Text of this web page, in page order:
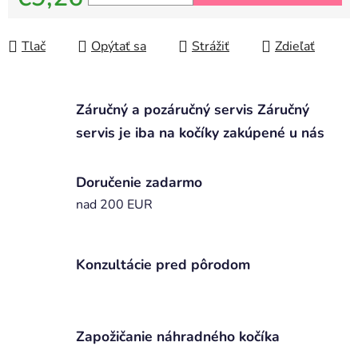
Tlač
Opýtať sa Strážiť Zdieľať
Záručný a pozáručný servis Záručný
servis je iba na kočíky zakúpené u nás
Doručenie zadarmo
nad 200 EUR
Konzultácie pred pôrodom
Zapožičanie náhradného kočíka